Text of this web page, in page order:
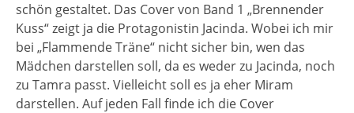
schön gestaltet. Das Cover von Band 1 „Brennender
Kuss“ zeigt ja die Protagonistin Jacinda. Wobei ich mir
bei „Flammende Träne“ nicht sicher bin, wen das
Mädchen darstellen soll, da es weder zu Jacinda, noch
zu Tamra passt. Vielleicht soll es ja eher Miram
darstellen. Auf jeden Fall finde ich die Cover